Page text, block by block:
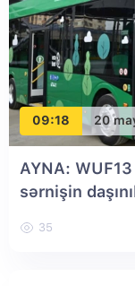
09:18 20
AYNA:
sərnişin
35